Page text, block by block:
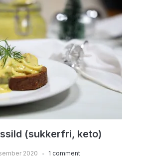
(sukkerfri, keto)
2020 1 comment